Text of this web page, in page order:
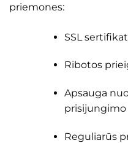
priemones:
SSL
Ribotos
Apsauga
prisijungimo
Reguliarūs